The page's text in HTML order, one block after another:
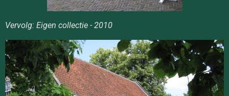
Vervolg: Eigen collectie - 2010